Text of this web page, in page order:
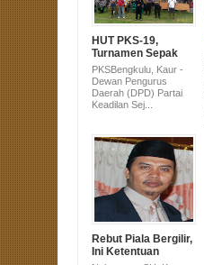
HUT PKS-19,
Turnamen Sepak
Bola Digelar di Kaur
PKSBengkulu, Kaur -
Dewan Pengurus
Daerah (DPD) Partai
Keadilan Sej...
Rebut Piala Bergilir,
Ini Ketentuan